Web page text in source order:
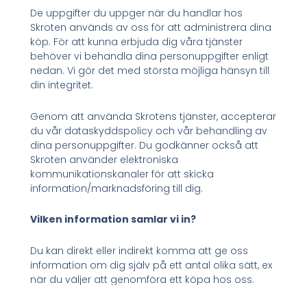
De uppgifter du uppger när du handlar hos
Skroten används av oss för att administrera dina
köp. För att kunna erbjuda dig våra tjänster
behöver vi behandla dina personuppgifter enligt
nedan. Vi gör det med största möjliga hänsyn till
din integritet.
Genom att använda Skrotens tjänster, accepterar
du vår dataskyddspolicy och vår behandling av
dina personuppgifter. Du godkänner också att
Skroten använder elektroniska
kommunikationskanaler för att skicka
information/marknadsföring till dig.
Vilken information samlar vi in?
Du kan direkt eller indirekt komma att ge oss
information om dig själv på ett antal olika sätt, ex
när du väljer att genomföra ett köpa hos oss.